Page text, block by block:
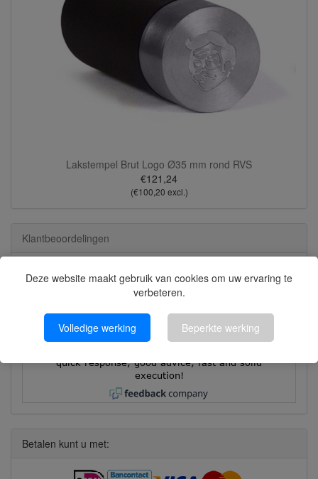
Deze website maakt gebruik van cookies om uw ervaring te
verbeteren.
Volledige werking Beperkte werking
Lakstempel Brut Logo Ø35 mm rond RVS
€121,24
(€100,20 excl.)
Klantbeoordelingen
8626 beoordelingen
Bekijk alle beoordelingen
Martyna
quick response, good advice, fast and solid
execution!
Betalen kunt u met: